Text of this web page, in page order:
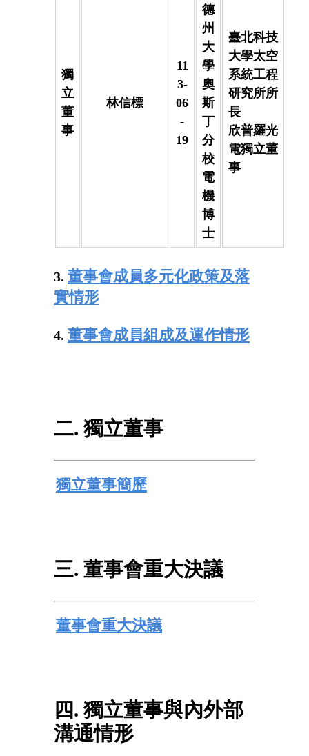
獨
立
董
事
林信標
11
3-
06
-
19
德
州
大
學
奧
斯
丁
分
校
電
機
博
士
臺北科技
大學太空
系統工程
研究所所
長
欣普羅光
電獨立董
事
3. 董事會成員多元化政策及落
實情形
4. 董事會成員組成及運作情形
二. 獨立董事
獨立董事簡歷
三. 董事會重大決議
董事會重大決議
四. 獨立董事與內外部
溝通情形